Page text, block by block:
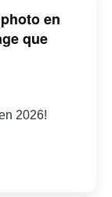
en
que
2026!